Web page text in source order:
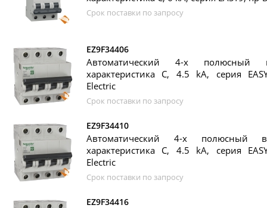
Срок поставки по запросу
EZ9F34406
Автоматический 4-х полюсный
характеристика C, 4.5 kA, серия
Electric
Срок поставки по запросу
EZ9F34410
Автоматический 4-х полюсный
характеристика C, 4.5 kA, серия
Electric
Срок поставки по запросу
EZ9F34416